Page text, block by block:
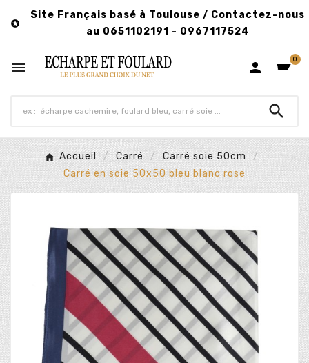

Site Français basé à Toulouse / Contactez-nous
au 0651102191 - 0967117524
  0

Accueil Carré
Carré soie 50cm
Carré en soie 50x50 bleu blanc rose